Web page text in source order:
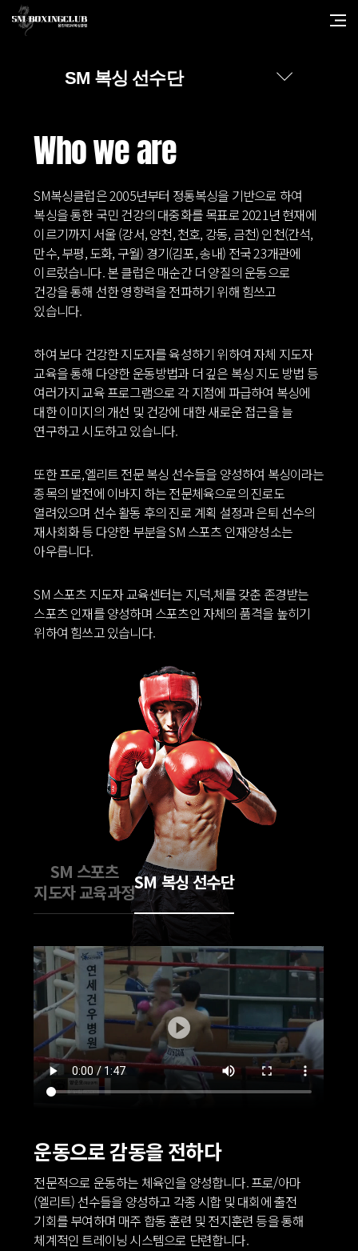
SM 복싱 선수단
Who we are
SM복싱클럽은 2005년부터 정통복싱을 기반으로 하여
복싱을 통한 국민 건강의 대중화를 목표로 2021년 현재에
이르기까지 서울 (강서, 양천, 천호, 강동, 금천) 인천(간석,
만수, 부평, 도화, 구월) 경기(김포, 송내) 전국 23개관에
이르렀습니다. 본 클럽은 매순간 더 양질의 운동으로
건강을 통해 선한 영향력을 전파하기 위해 힘쓰고
있습니다.
하여 보다 건강한 지도자를 육성하기 위하여 자체 지도자
교육을 통해 다양한 운동방법과 더 깊은 복싱 지도 방법 등
여러가지 교육 프로그램으로 각 지점에 파급하여 복싱에
대한 이미지의 개선 및 건강에 대한 새로운 접근을 늘
연구하고 시도하고 있습니다.
또한 프로,엘리트 전문 복싱 선수들을 양성하여 복싱이라는
종목의 발전에 이바지 하는 전문체육으로의 진로도
열려있으며 선수 활동 후의 진로 계획 설정과 은퇴 선수의
재사회화 등 다양한 부분을 SM 스포츠 인재양성소는
아우릅니다.
SM 스포츠 지도자 교육센터는 지,덕,체를 갖춘 존경받는
스포츠 인재를 양성하며 스포츠인 자체의 품격을 높히기
위하여 힘쓰고 있습니다.
SM 스포츠
지도자 교육과정SM 복싱 선수단
운동으로감동을 전하다
전문적으로 운동하는 체육인을 양성합니다.프로/아마
(엘리트) 선수들을 양성하고 각종 시합 및 대회에 출전
기회를 부여하며 매주 합동 훈련 및 전지훈련 등을 통해
체계적인 트레이닝 시스템으로 단련합니다.